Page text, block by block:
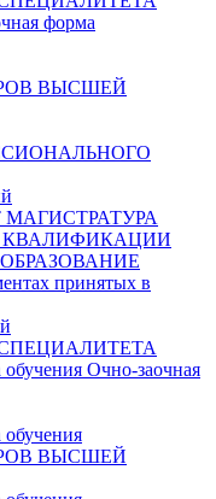
форма
ВЫСШЕЙ
МАГИСТРАТУРА
принятых в
Очно-заочная
ВЫСШЕЙ